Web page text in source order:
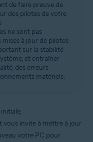
de faire preuve de
des pilotes de votre
ne sont pas
à jour de pilotes
sur la stabilité
et entraîner
des erreurs
matériels.
vous invite à mettre à jour
votre PC pour